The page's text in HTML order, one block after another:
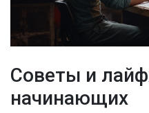
Советы и
начинающих